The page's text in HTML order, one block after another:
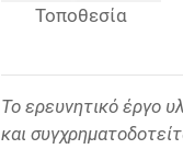
Τοποθεσία
Το ερευνητικό έργο
και